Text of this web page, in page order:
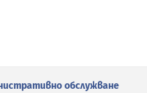
обслужване